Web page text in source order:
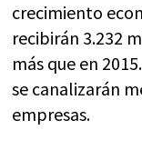
crecimiento
recibirán 3.232
más que en
se canalizarán
empresas.